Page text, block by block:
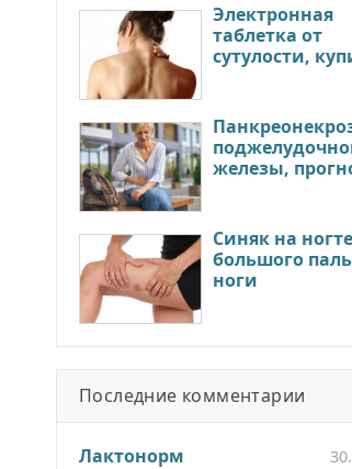
Электронная
таблетка от
сутулости,
железы,
Синяк на ногте
большого
ноги
Последние комментарии
Лактонорм